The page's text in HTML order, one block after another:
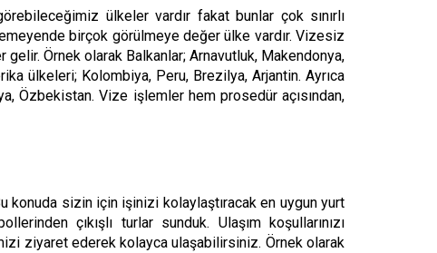
ülkeler vardır fakat bunlar çok sınırlı
birçok görülmeye değer ülke vardır. Vizesiz
gelir. Örnek olarak Balkanlar; Arnavutluk, Makendonya,
ülkeleri; Kolombiya, Peru, Brezilya, Arjantin. Ayrıca
Özbekistan. Vize işlemler hem prosedür açısından,
konuda sizin için işinizi kolaylaştıracak en uygun yurt
çıkışlı turlar sunduk. Ulaşım koşullarınızı
ziyaret ederek kolayca ulaşabilirsiniz. Örnek olarak